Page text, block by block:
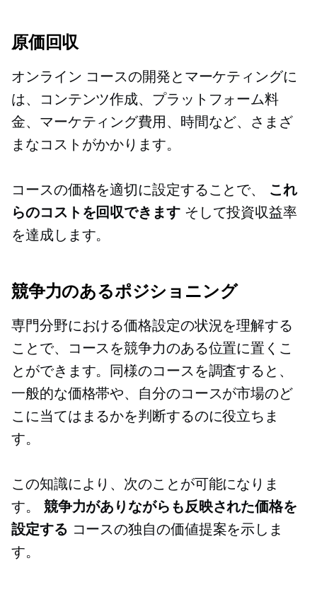
原価回収
オンライン コースの開発とマーケティングに
は、コンテンツ作成、プラットフォーム料
金、マーケティング費用、時間など、さまざ
まなコストがかかります。
コースの価格を適切に設定することで、 これ
らのコストを回収できますそして投資収益率
を達成します。
競争力のあるポジショニング
専門分野における価格設定の状況を理解する
ことで、コースを競争力のある位置に置くこ
とができます。同様のコースを調査すると、
一般的な価格帯や、自分のコースが市場のど
こに当てはまるかを判断するのに役立ちま
す。
この知識により、次のことが可能になりま
す。 競争力がありながらも反映された価格を
設定する コースの独自の価値提案を示しま
す。